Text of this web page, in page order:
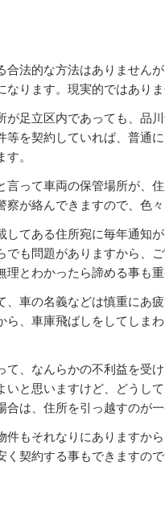
合法的な方法はありません
ります。現実的ではありま
が足立区内であっても、品
等を契約していれば、普通
。
言って車両の保管場所が、
が絡んできますので、色々
してある住所宛に毎年通知
でも問題がありますから、
とわかったら諦める事も重
、車の名義などは慎重にあ
、車庫飛ばしをしてしま
て、なんらかの不利益を受
いと思いますけど、どうし
は、住所を引っ越すのが一
件もそれなりにありますか
く契約する事もできますの